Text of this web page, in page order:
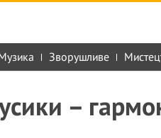
Зворушливе
–